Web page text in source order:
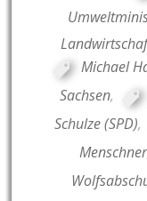
Michael
Sachsen,
Schulze (SPD),
Menschner